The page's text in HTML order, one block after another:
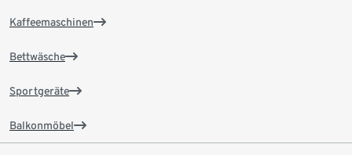
Kaffeemaschinen
Bettwäsche
Sportgeräte
Balkonmöbel